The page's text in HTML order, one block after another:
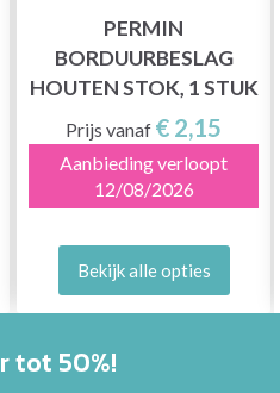
PERMIN
BORDUURBESLAG
HOUTEN STOK, 1 STUK
Prijs vanaf € 2,15
Aanbieding verloopt
12/08/2026
Bekijk alle opties
tot 50%!